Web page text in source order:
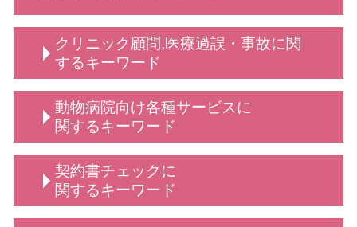
売掛金 時効
学校 いじめ 対応
法人 顧問
弁護士 顧問
顧問弁護士 法人
顧問弁護士 メリット
顧問弁護士 事業主
債権回収 弁護士
顧問 契約
法人 弁護士 顧問
クリニック顧問,医療過誤・事故に関
するキーワード
不当解雇 とは
従業員 解雇
動物病院向け各種サービスに
関するキーワード
法律相談 動物病院向け各種サービス
弁護士 相談 動物病院側
弁護士 相談 獣医師側
契約書チェックに
関するキーワード